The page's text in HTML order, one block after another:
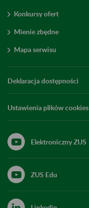
Konkursy ofert
Mienie zbędne
Mapa serwisu
Deklaracja dostępności
Ustawienia plików cookies
Elektroniczny ZUS
ZUS Edu